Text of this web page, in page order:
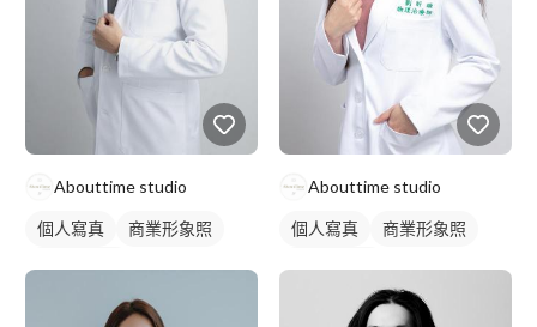
Abouttime studio
個人寫真
商業形象照
Abouttime studio
個人寫真
商業形象照